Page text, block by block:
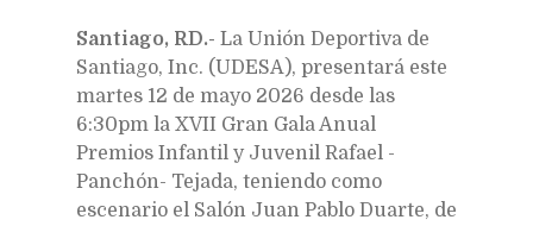
Santiago, RD.- La Unión Deportiva de
Santiago, Inc. (UDESA), presentará este
martes 12 de mayo 2026 desde las
6:30pm la XVII Gran Gala Anual
Premios Infantil y Juvenil Rafael -
Panchón- Tejada, teniendo como
escenario el Salón Juan Pablo Duarte, de